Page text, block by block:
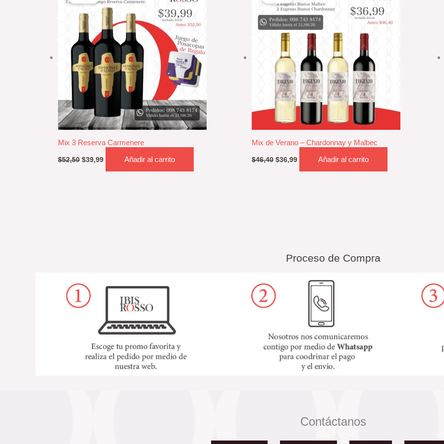
Mix 3 Reserva Carmenere
$52,50
original
$52,50.
$39,99
actual
es:
$39,99.
Añadir al carrito
Mix de Verano – Chardonnay y Malbec
$46,40
original
era:
$46,40.
$36,99
actual
es:
$36,99.
Añadir al carrito
Proceso de Compra
Contáctanos